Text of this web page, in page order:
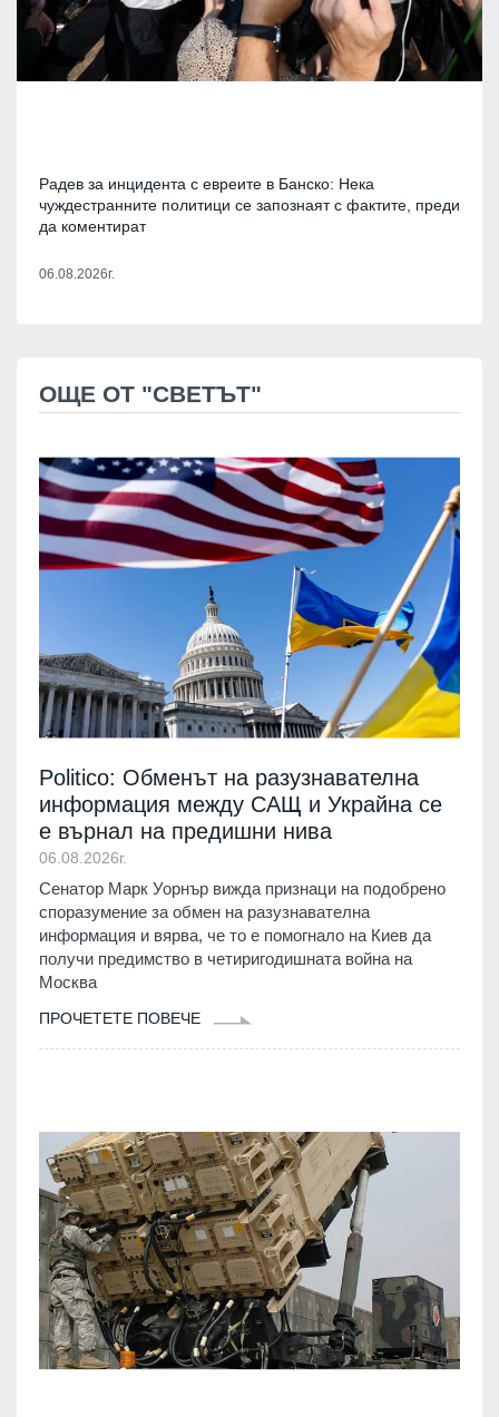
Радев за инцидента с евреите в Банско: Нека
чуждестранните политици се запознаят с фактите, преди
да коментират
06.08.2026г.
ОЩЕ ОТ "СВЕТЪТ"
Politico: Обменът на разузнавателна
информация между САЩ и Украйна се
е върнал на предишни нива
06.08.2026г.
Сенатор Марк Уорнър вижда признаци на подобрено
споразумение за обмен на разузнавателна
информация и вярва, че то е помогнало на Киев да
получи предимство в четиригодишната война на
Москва
ПРОЧЕТЕТЕ ПОВЕЧЕ